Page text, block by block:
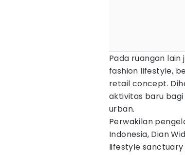
Pada ruangan
fashion lifestyle,
retail concept.
aktivitas baru
urban.
Perwakilan
Indonesia, Dian
lifestyle